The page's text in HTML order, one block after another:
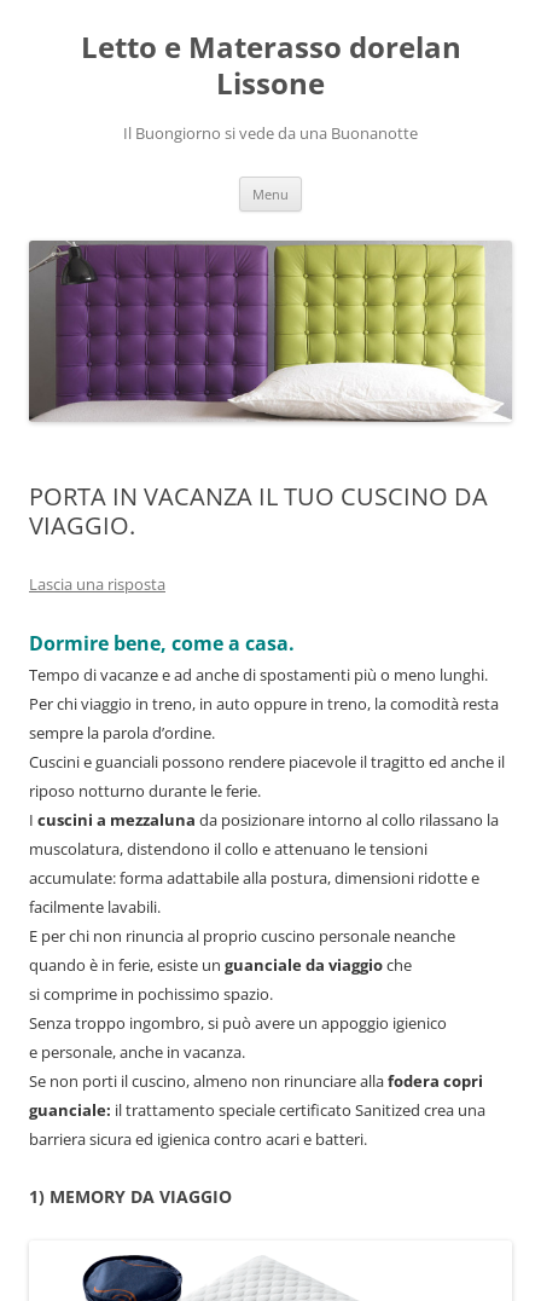
contenutoLetto e Materasso dorelan
Lissone
Il Buongiorno si vede da una Buonanotte
Menu
PORTA IN VACANZA IL TUO CUSCINO DA
VIAGGIO.
Lascia una risposta
Dormire bene, come a casa.
Tempo di vacanze e ad anche di spostamenti più o meno lunghi.
Per chi viaggio in treno, in auto oppure in treno, la comodità resta
sempre la parola d’ordine.
Cuscini e guanciali possono rendere piacevole il tragitto ed anche il
riposo notturno durante le ferie.
I cuscini a mezzaluna da posizionare intorno al collo rilassano la
muscolatura, distendono il collo e attenuano le tensioni
accumulate: forma adattabile alla postura, dimensioni ridotte e
facilmente lavabili.
E per chi non rinuncia al proprio cuscino personale neanche
quando è in ferie, esiste un guanciale da viaggioche
si comprime in pochissimo spazio.
Senza troppo ingombro, si può avere un appoggio igienico
e personale, anche in vacanza.
Se non porti il cuscino, almeno non rinunciare allafodera copri
guanciale: il trattamento speciale certificato Sanitized crea una
barriera sicura ed igienica contro acari e batteri.
1) MEMORY DA VIAGGIO